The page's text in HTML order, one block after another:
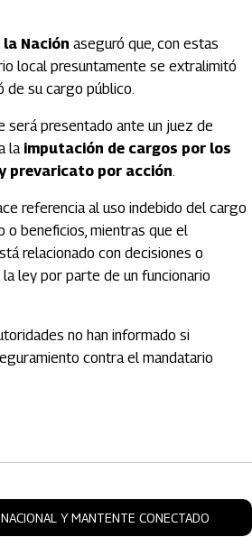
Nación aseguró que, con estas
local presuntamente se extralimitó
de su cargo público.
será presentado ante un juez de
la imputación de cargos por los
prevaricato por acción.
referencia al uso indebido del cargo
o beneficios, mientras que el
relacionado con decisiones o
ley por parte de un funcionario
no han informado si
contra el mandatario
Y MANTENTE CONECTADO